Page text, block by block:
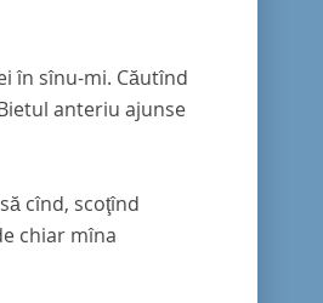
în sînu-mi. Căutînd
anteriu ajunse
cînd, scoţînd
chiar mîna